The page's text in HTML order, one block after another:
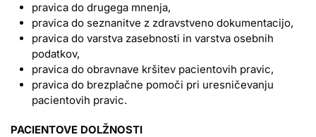
pravica do drugega mnenja,
pravica do seznanitve z zdravstveno dokumentacijo,
pravica do varstva zasebnosti in varstva osebnih
podatkov,
pravica do obravnave kršitev pacientovih pravic,
pravica do brezplačne pomoči pri uresničevanju
pacientovih pravic.
PACIENTOVE DOLŽNOSTI